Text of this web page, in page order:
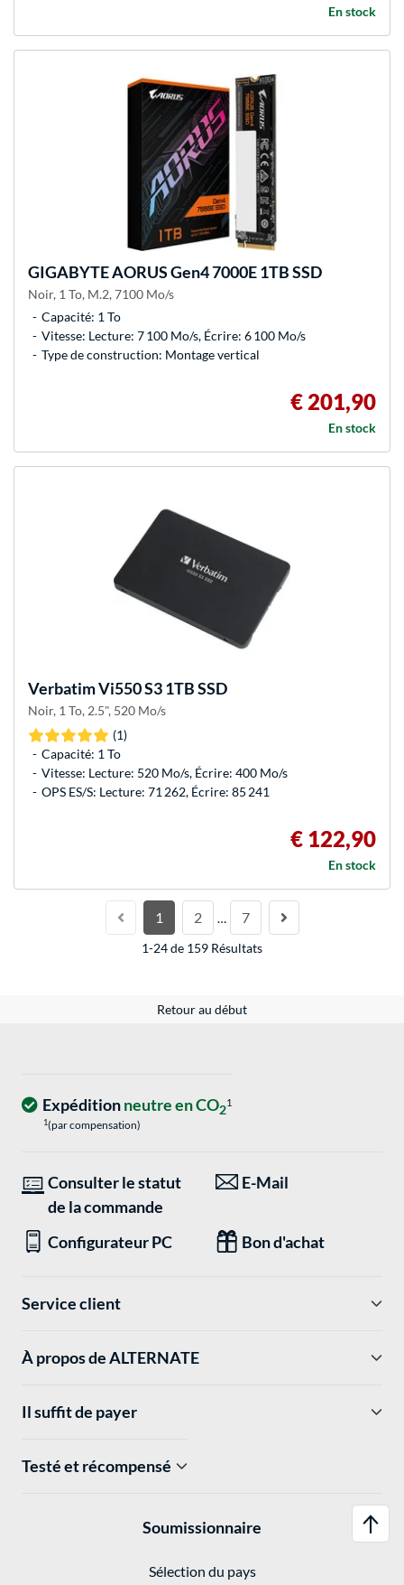
En stock
GIGABYTEAORUS Gen4 7000E 1TB SSD
Noir, 1 To, M.2, 7100 Mo/s
Capacité: 1 To
Vitesse: Lecture: 7 100 Mo/s, Écrire: 6 100 Mo/s
Type de construction: Montage vertical
€ 201,90
En stock
VerbatimVi550 S3 1TB SSD
Noir, 1 To, 2.5", 520 Mo/s
(1)
Capacité: 1 To
Vitesse: Lecture: 520 Mo/s, Écrire: 400 Mo/s
OPS ES/S: Lecture: 71 262, Écrire: 85 241
€ 122,90
En stock
1 2 … 7
1-24 de 159 Résultats
Retour au début
Expéditionneutre en CO21
1(par compensation)
Consulter le statut
de la commande
E-Mail
Configurateur PC Bon d'achat
Service client
À propos de ALTERNATE
Il suffit de payer
Testé et récompensé
Soumissionnaire
Sélection du pays